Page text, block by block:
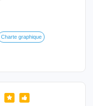
Charte graphique